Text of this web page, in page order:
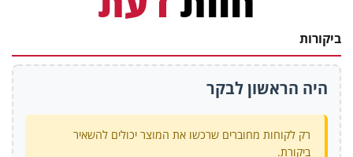
ביקורות
היה הראשון לבקר
רק לקוחות מחוברים שרכשו את המוצר יכולים להשאיר
ביקורת.